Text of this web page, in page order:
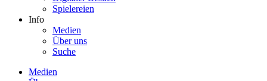
Spielereien
Info
Medien
Über uns
Suche
Medien